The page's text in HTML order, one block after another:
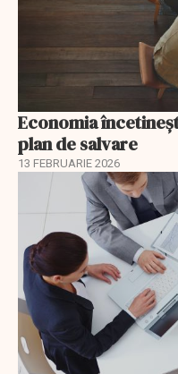
Economia
plan de salvare
13 FEBRUARIE 2026